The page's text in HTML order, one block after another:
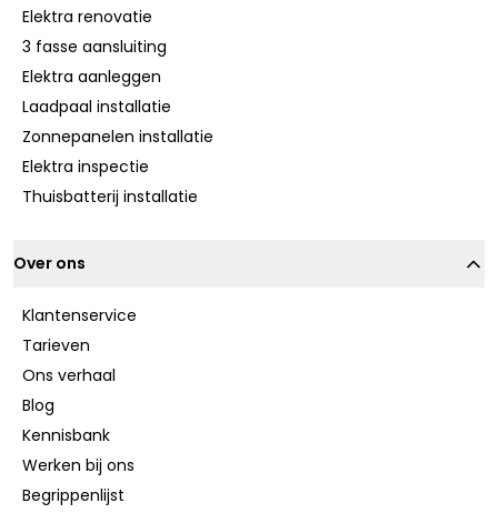
Elektra renovatie
3 fasse aansluiting
Elektra aanleggen
Laadpaal installatie
Zonnepanelen installatie
Elektra inspectie
Thuisbatterij installatie
Over ons
Klantenservice
Tarieven
Ons verhaal
Blog
Kennisbank
Werken bij ons
Begrippenlijst